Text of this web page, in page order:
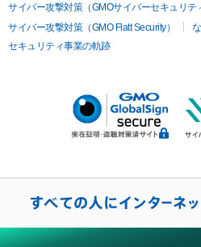
サイバー攻撃対策（GMOサイバーセキュリテ
サイバー攻撃対策（GMO Flatt Security）
セキュリティ事業の軌跡